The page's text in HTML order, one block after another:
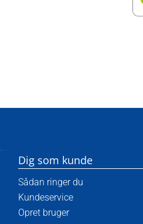
Dig som kunde
Sådan ringer du
Kundeservice
Opret bruger